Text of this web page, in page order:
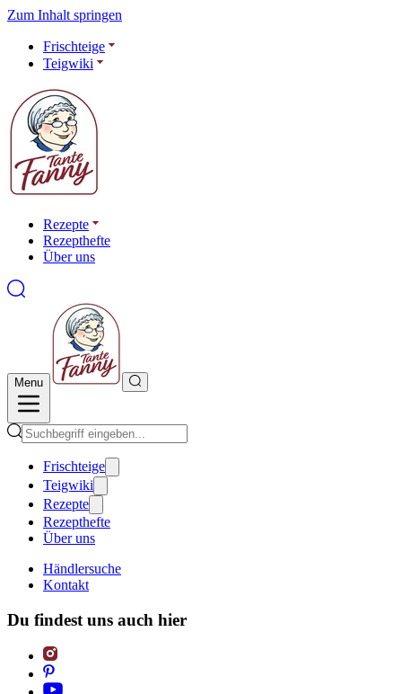
Zum Inhalt springen
Frischteige
Teigwiki
Rezepte
Rezepthefte
Über uns
Menu
Frischteige
Teigwiki
Rezepte
Rezepthefte
Über uns
Händlersuche
Kontakt
Du findest uns auch hier